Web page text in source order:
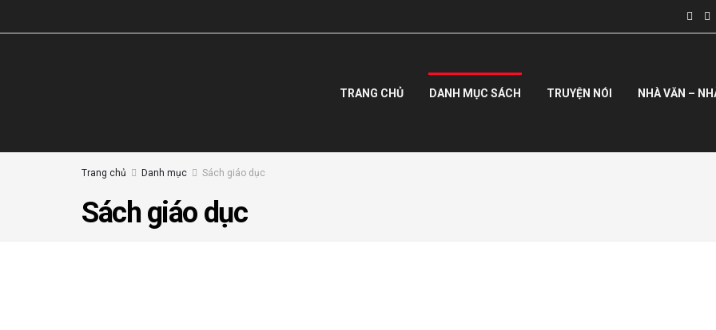
TRANG CHỦ DANH MỤC SÁCH TRUYỆN NÓI NHÀ VĂN –
Trang chủ Danh mục Sách giáo dục
Sách giáo dục